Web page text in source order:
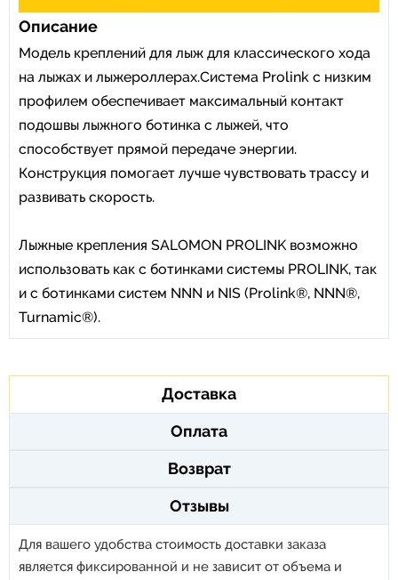
Описание
Модель креплений для лыж для классического хода
на лыжах и лыжероллерах.Система Prolink с низким
профилем обеспечивает максимальный контакт
подошвы лыжного ботинка с лыжей, что
способствует прямой передаче энергии.
Конструкция помогает лучше чувствовать трассу и
развивать скорость.
Лыжные крепления SALOMON PROLINK возможно
использовать как с ботинками системы PROLINK, так
и с ботинками систем NNN и NIS (Prolink®, NNN®,
Turnamic®).
Доставка
Оплата
Возврат
Отзывы
Для вашего удобства стоимость доставки заказа
является фиксированной и не зависит от объема и